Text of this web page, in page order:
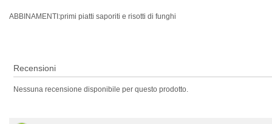
ABBINAMENTI:primi piatti saporiti e risotti di funghi
Recensioni
Nessuna recensione disponibile per questo prodotto.